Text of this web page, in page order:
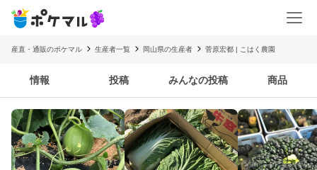
産直・通販のポケマル 生産者一覧 岡山県の生産者 菅原宏都 | こはく農園
情報 投稿 みんなの投稿 商品